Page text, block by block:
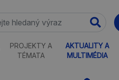
PROJEKTY A
TÉMATA
AKTUALITY A
MULTIMÉDIA